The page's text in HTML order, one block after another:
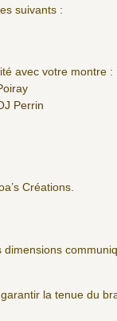
suivants :
avec votre montre :
Perrin
Créations.
la tenue du